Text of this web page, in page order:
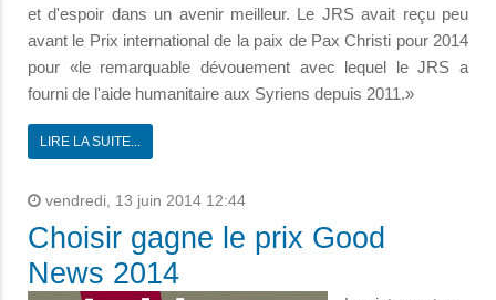
et d'espoir dans un avenir meilleur. Le JRS avait reçu peu
avant le Prix international de la paix de Pax Christi pour 2014
pour «le remarquable dévouement avec lequel le JRS a
fourni de l'aide humanitaire aux Syriens depuis 2011.»
LIRE LA SUITE...
vendredi, 13 juin 2014 12:44
Choisir gagne le prix Good
News 2014